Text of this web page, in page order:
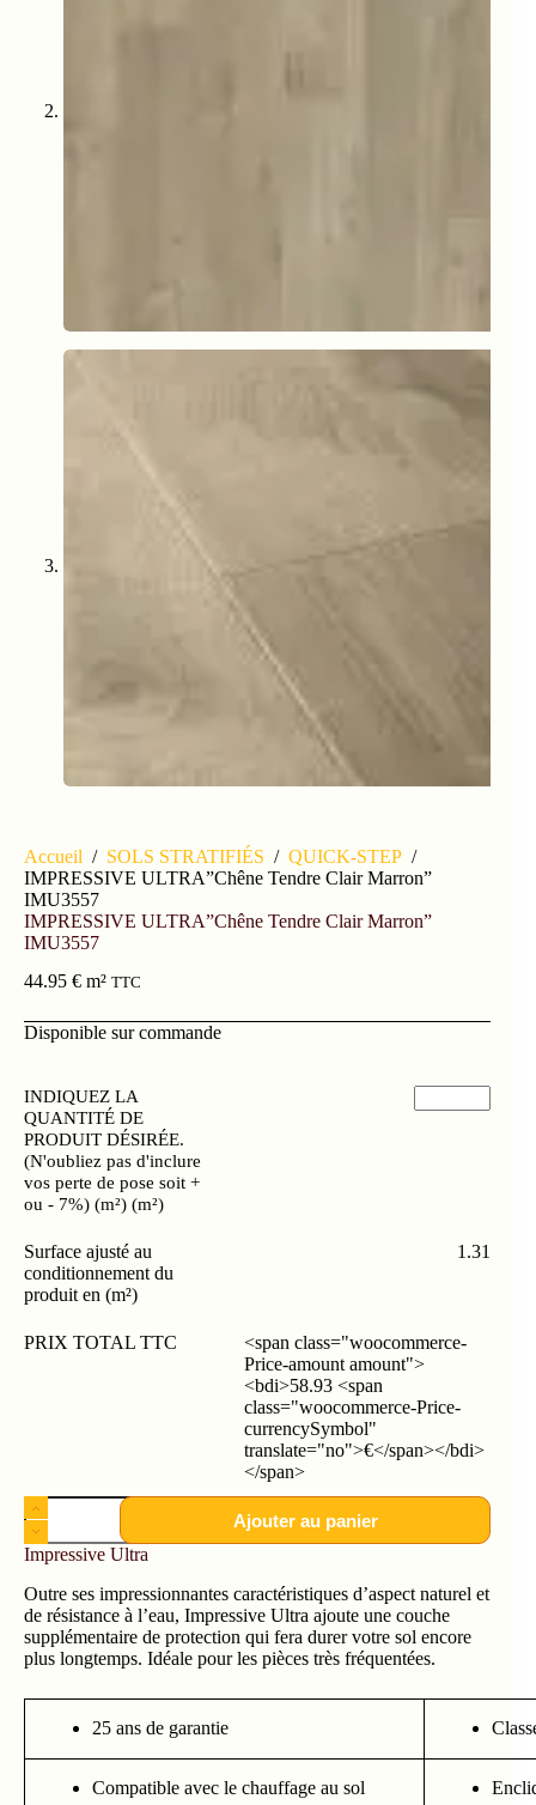
Accueil / SOLS STRATIFIÉS / QUICK-STEP /
IMPRESSIVE ULTRA”Chêne Tendre Clair Marron”
IMU3557
IMPRESSIVE ULTRA”Chêne Tendre Clair Marron”
IMU3557
44.95 € m² TTC
Disponible sur commande
INDIQUEZ LA
QUANTITÉ DE
PRODUIT DÉSIRÉE.
(N'oubliez pas d'inclure
vos perte de pose soit +
ou - 7%) (m²) (m²)
Surface ajusté au
conditionnement du
produit en (m²)
1.31
PRIX TOTAL TTC
<span class="woocommerce-
Price-amount amount">
<bdi>58.93 <span
class="woocommerce-Price-
currencySymbol"
translate="no">€</span></bdi>
</span>
Ajouter au panier
Impressive Ultra
Outre ses impressionnantes caractéristiques d’aspect naturel et
de résistance à l’eau, Impressive Ultra ajoute une couche
supplémentaire de protection qui fera durer votre sol encore
plus longtemps. Idéale pour les pièces très fréquentées.
25 ans de garantie
Compatible avec le chauffage au sol